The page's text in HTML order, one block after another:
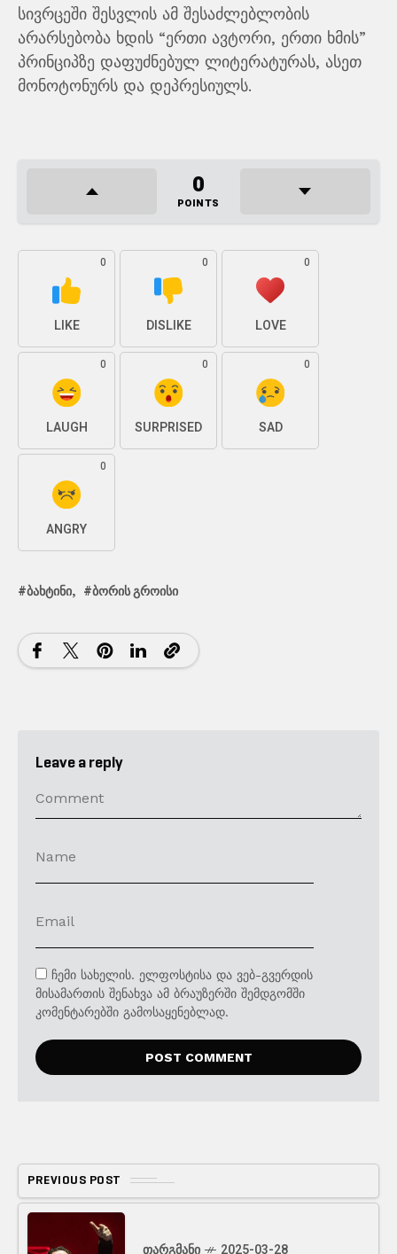
სივრცეში შესვლის ამ შესაძლებლობის
არარსებობა ხდის “ერთი ავტორი, ერთი ხმის”
პრინციპზე დაფუძნებულ ლიტერატურას, ასეთ
მონოტონურს და დეპრესიულს.
0
POINTS
0
LIKE
0
DISLIKE
0
LOVE
0
LAUGH
0
SURPRISED
0
SAD
0
ANGRY
ᲑᲐᲮᲢᲘᲜᲘ ᲑᲝᲠᲘᲡ ᲒᲠᲝᲘᲡᲘ
Leave a reply
ჩემი სახელის. ელფოსტისა და ვებ-გვერდის
მისამართის შენახვა ამ ბრაუზერში შემდგომში
კომენტარებში გამოსაყენებლად.
PREVIOUS POST
ᲗᲐᲠᲒᲛᲐᲜᲘ 2025-03-28